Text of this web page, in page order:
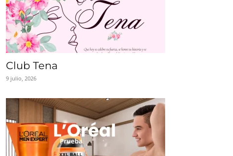
Club Tena
9 julio, 2026